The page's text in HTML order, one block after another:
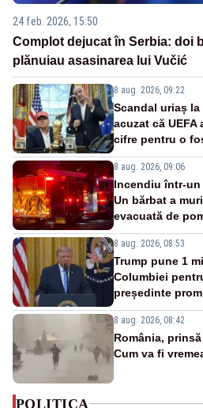
24 feb. 2026, 15:50
Complot dejucat în Serbia: doi
plănuiau asasinarea lui Vučić
8 aug. 2026, 09:22
Scandal uriaș
acuzat că
cifre pentru o
8 aug. 2026, 09:06
Incendiu într-un
Un bărbat a
evacuată de
8 aug. 2026, 08:53
Trump pune 1
Columbiei
președinte
8 aug. 2026, 08:42
România,
Cum va fi
POLITICA